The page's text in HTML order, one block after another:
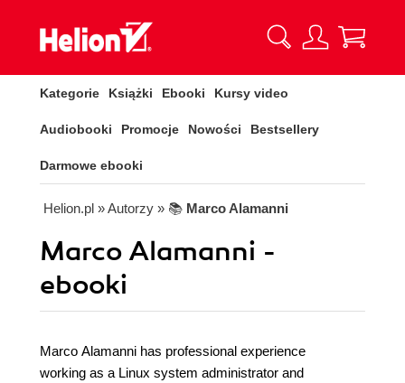
Kategorie Książki Ebooki Kursy video
Audiobooki Promocje Nowości Bestsellery
Darmowe ebooki
Helion.pl » Autorzy » 📚 Marco Alamanni
Marco Alamanni -
ebooki
Marco Alamanni has professional experience
working as a Linux system administrator and